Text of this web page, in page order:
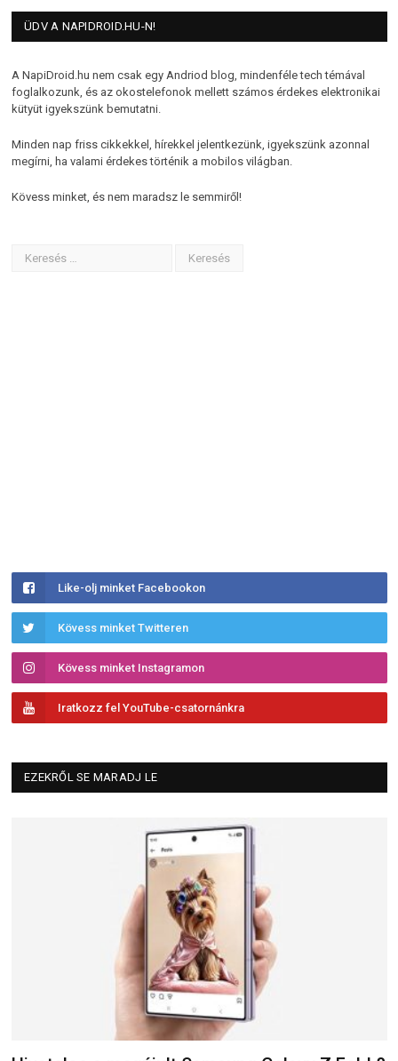
ÜDV A NAPIDROID.HU-N!
A NapiDroid.hu nem csak egy Andriod blog, mindenféle tech témával
foglalkozunk, és az okostelefonok mellett számos érdekes elektronikai
kütyüt igyekszünk bemutatni.
Minden nap friss cikkekkel, hírekkel jelentkezünk, igyekszünk azonnal
megírni, ha valami érdekes történik a mobilos világban.
Kövess minket, és nem maradsz le semmiről!
Like-olj minket Facebookon
Kövess minket Twitteren
Kövess minket Instagramon
Iratkozz fel YouTube-csatornánkra
EZEKRŐL SE MARADJ LE